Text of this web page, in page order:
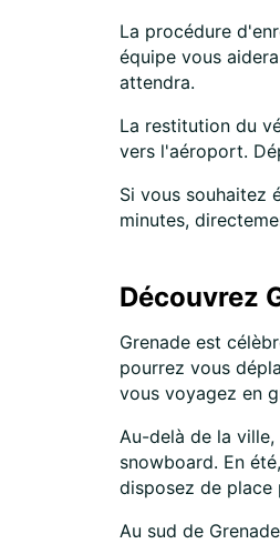
La procédure
équipe vous
attendra.
La restitution du
vers l'aéroport.
Si vous souhaitez
minutes,
Découvrez
Grenade est
pourrez vous
vous voyagez en
Au-delà de la
snowboard. En
disposez de place
Au sud de